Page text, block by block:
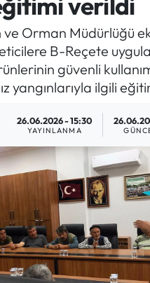
ve Orman Müdürlüğü
B-Reçete
güvenli
yangınlarıyla ilgili
26.06.2026 - 15:30
YAYINLANMA
Dakika Haberleri
Yoğunluk Haritası
Durumu ve Fikstür
Haberleri